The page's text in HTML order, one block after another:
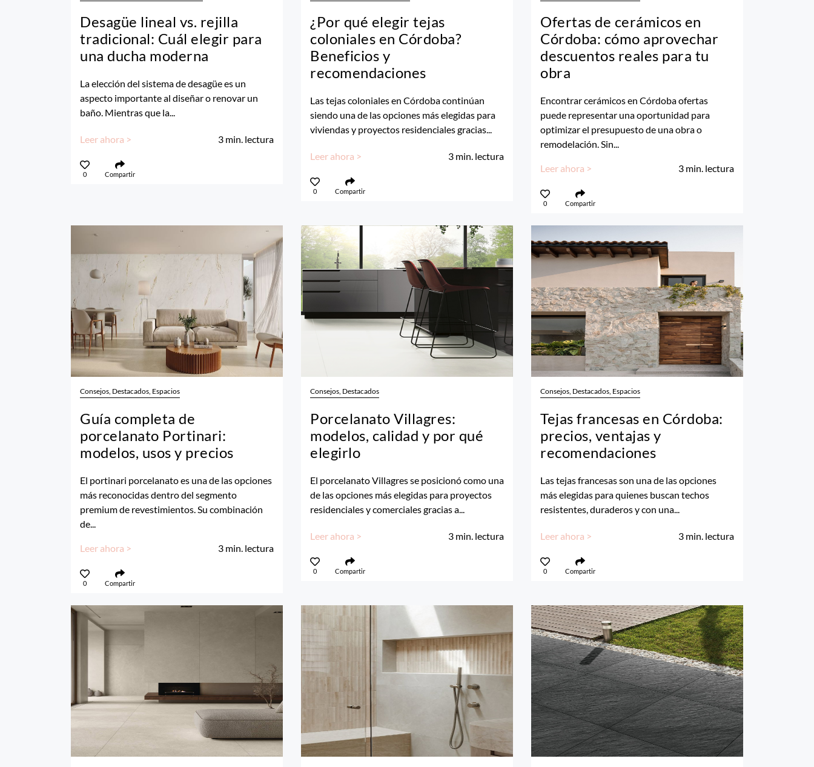
Desagüe lineal vs. rejilla
tradicional: Cuál elegir para
una ducha moderna
La elección del sistema de desagüe es un
aspecto importante al diseñar o renovar un
baño. Mientras que la...
Leer ahora > 3 min. lectura
0 Compartir
¿Por qué elegir tejas
coloniales en Córdoba?
Beneficios y
recomendaciones
Las tejas coloniales en Córdoba continúan
siendo una de las opciones más elegidas para
viviendas y proyectos residenciales gracias...
Leer ahora > 3 min. lectura
0 Compartir
Ofertas de cerámicos en
Córdoba: cómo aprovechar
descuentos reales para tu
obra
Encontrar cerámicos en Córdoba ofertas
puede representar una oportunidad para
optimizar el presupuesto de una obra o
remodelación. Sin...
Leer ahora > 3 min. lectura
0 Compartir
Consejos, Destacados, Espacios
Guía completa de
porcelanato Portinari:
modelos, usos y precios
El portinari porcelanato es una de las opciones
más reconocidas dentro del segmento
premium de revestimientos. Su combinación
de...
Leer ahora > 3 min. lectura
0 Compartir
Consejos, Destacados
Porcelanato Villagres:
modelos, calidad y por qué
elegirlo
El porcelanato Villagres se posicionó como una
de las opciones más elegidas para proyectos
residenciales y comerciales gracias a...
Leer ahora > 3 min. lectura
0 Compartir
Consejos, Destacados, Espacios
Tejas francesas en Córdoba:
precios, ventajas y
recomendaciones
Las tejas francesas son una de las opciones
más elegidas para quienes buscan techos
resistentes, duraderos y con una...
Leer ahora > 3 min. lectura
0 Compartir